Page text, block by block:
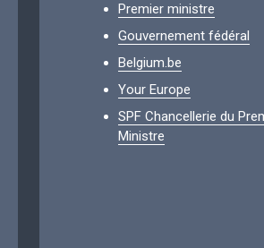
Premier ministre
Gouvernement fédéral
Belgium.be
Your Europe
SPF Chancellerie du
Ministre